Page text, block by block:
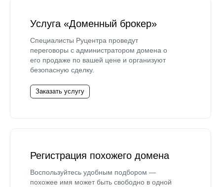
Услуга «Доменный брокер»
Специалисты Руцентра проведут
переговоры с администратором домена о
его продаже по вашей цене и организуют
безопасную сделку.
Заказать услугу
Регистрация похожего домена
Воспользуйтесь удобным подбором —
похожее имя может быть свободно в одной